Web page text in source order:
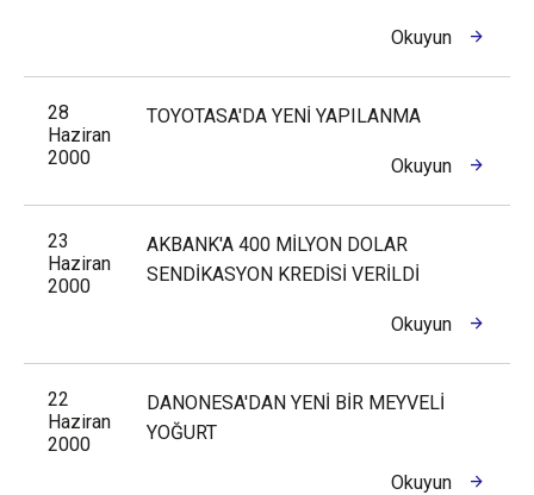
Okuyun
28
Haziran
2000
TOYOTASA'DA YENİ YAPILANMA
Okuyun
23
Haziran
2000
AKBANK'A 400 MİLYON DOLAR
SENDİKASYON KREDİSİ VERİLDİ
Okuyun
22
Haziran
2000
DANONESA'DAN YENİ BİR MEYVELİ
YOĞURT
Okuyun